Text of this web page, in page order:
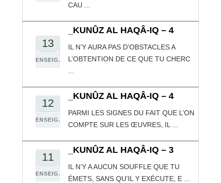
CAU ...
13
ENSEIG.
_KUNÛZ AL HAQÂ-IQ – 4
IL N’Y AURA PAS D’OBSTACLES A
L’OBTENTION DE CE QUE TU CHERC
12
ENSEIG.
_KUNÛZ AL HAQÂ-IQ – 4
PARMI LES SIGNES DU FAIT QUE L’ON
COMPTE SUR LES ŒUVRES, IL ...
11
ENSEIG.
_KUNÛZ AL HAQÂ-IQ – 3
IL N’Y A AUCUN SOUFFLE QUE TU
ÉMETS, SANS QU’IL Y EXÉCUTE, E ...